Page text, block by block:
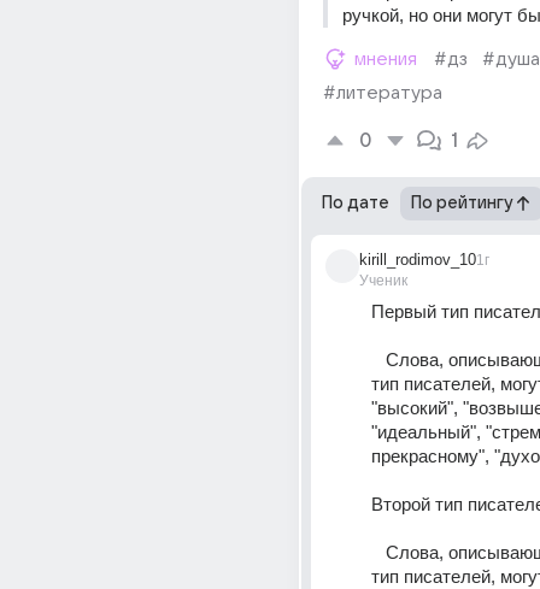
ручкой, но они могут
мнения #дз
#душа
#литература
0 1
По дате По рейтингу
kirill_rodimov_10
Ученик
1г
Первый тип
тип писателей,
"высокий",
"идеальный",
прекрасному",
Второй тип
тип писателей,